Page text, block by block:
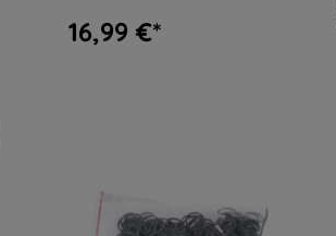
16,99 €*